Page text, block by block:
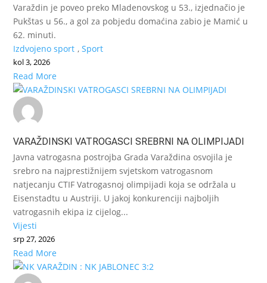
Varaždin je poveo preko Mladenovskog u 53., izjednačio je
Pukštas u 56., a gol za pobjedu domaćina zabio je Mamić u
62. minuti.
Izdvojeno sport ,Sport
kol 3, 2026
Read More
VARAŽDINSKI VATROGASCI SREBRNI NA OLIMPIJADI
Javna vatrogasna postrojba Grada Varaždina osvojila je
srebro na najprestižnijem svjetskom vatrogasnom
natjecanju CTIF Vatrogasnoj olimpijadi koja se održala u
Eisenstadtu u Austriji. U jakoj konkurenciji najboljih
vatrogasnih ekipa iz cijelog...
Vijesti
srp 27, 2026
Read More